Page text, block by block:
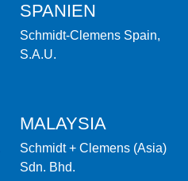
SPANIEN
Schmidt-Clemens Spain,
S.A.U.
MALAYSIA
Schmidt + Clemens (Asia)
Sdn. Bhd.